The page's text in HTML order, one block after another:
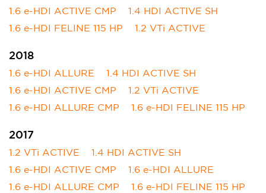
1.6 e-HDI ACTIVE CMP
1.4 HDI ACTIVE SH
1.6 e-HDI FELINE 115 HP
1.2 VTi ACTIVE
2018
1.6 e-HDI ALLURE
1.4 HDI ACTIVE SH
1.6 e-HDI ACTIVE CMP
1.2 VTi ACTIVE
1.6 e-HDI ALLURE CMP
1.6 e-HDI FELINE 115 HP
2017
1.2 VTi ACTIVE
1.4 HDI ACTIVE SH
1.6 e-HDI ACTIVE CMP
1.6 e-HDI ALLURE
1.6 e-HDI ALLURE CMP
1.6 e-HDI FELINE 115 HP